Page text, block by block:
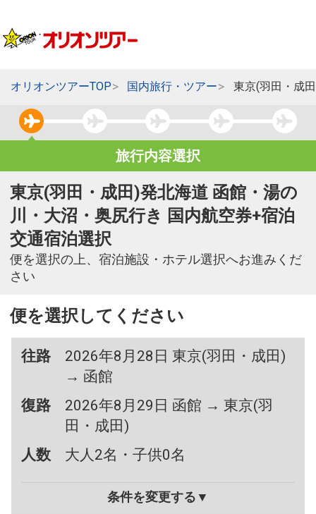
オリオンツアーTOP 国内旅行・ツアー 東京(羽田・成
旅行内容選択
東京(羽田・成田)発北海道 函館・湯の
川・大沼・奥尻行き 国内航空券+宿泊
交通宿泊選択
便を選択の上、宿泊施設・ホテル選択へお進みくだ
さい
便を選択してください
往路
2026年8月28日 東京(羽田・成田)
→ 函館
復路
2026年8月29日 函館 → 東京(羽
田・成田)
人数
大人2名・子供0名
条件を変更する▼